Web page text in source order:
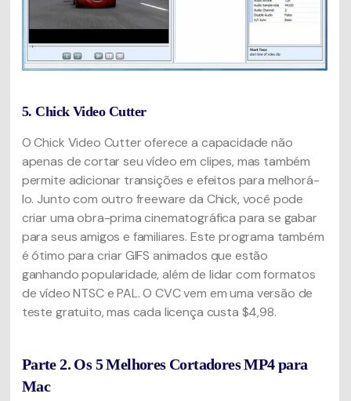
5. Chick Video Cutter
O Chick Video Cutter oferece a capacidade não
apenas de cortar seu vídeo em clipes, mas também
permite adicionar transições e efeitos para melhorá-
lo. Junto com outro freeware da Chick, você pode
criar uma obra-prima cinematográfica para se gabar
para seus amigos e familiares. Este programa também
é ótimo para criar GIFS animados que estão
ganhando popularidade, além de lidar com formatos
de vídeo NTSC e PAL. O CVC vem em uma versão de
teste gratuito, mas cada licença custa $4,98.
Parte 2. Os 5 Melhores Cortadores MP4 para
Mac